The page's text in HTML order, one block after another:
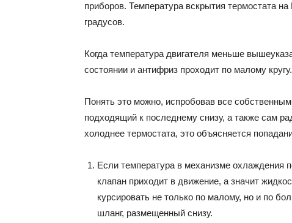
приборов. Температура вскрытия термостата
градусов.
Когда температура двигателя меньше
состоянии и антифриз проходит по малому кругу.
Понять это можно, испробовав все
подходящий к последнему снизу, а также сам
холоднее термостата, это объясняется
Если температура в механизме охлаждения
клапан приходит в движение, а значит
курсировать не только по малому, но и по
шланг, размещенный снизу.